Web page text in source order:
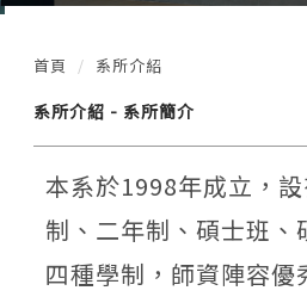
首頁 系所介紹
系所介紹 - 系所簡介
本系於1998年成立，
制、二年制、碩士班、
四種學制，師資陣容優